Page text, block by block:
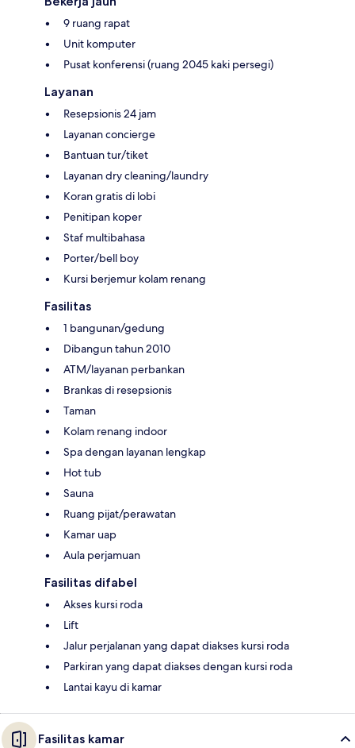
9 ruang rapat
Unit komputer
Pusat konferensi (ruang 2045 kaki persegi)
Layanan
Resepsionis 24 jam
Layanan concierge
Bantuan tur/tiket
Layanan dry cleaning/laundry
Koran gratis di lobi
Penitipan koper
Staf multibahasa
Porter/bell boy
Kursi berjemur kolam renang
Fasilitas
1 bangunan/gedung
Dibangun tahun 2010
ATM/layanan perbankan
Brankas di resepsionis
Taman
Kolam renang indoor
Spa dengan layanan lengkap
Hot tub
Sauna
Ruang pijat/perawatan
Kamar uap
Aula perjamuan
Fasilitas difabel
Akses kursi roda
Lift
Jalur perjalanan yang dapat diakses kursi roda
Parkiran yang dapat diakses dengan kursi roda
Lantai kayu di kamar
Fasilitas kamar